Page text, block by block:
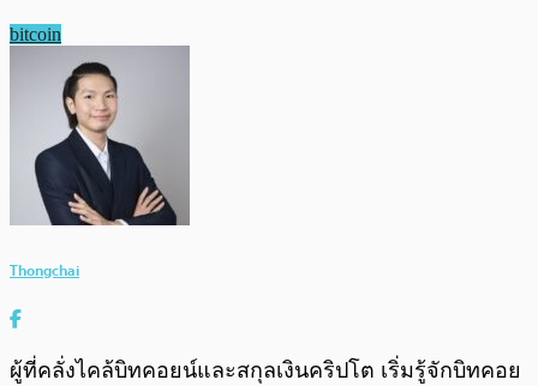
bitcoin
Thongchai
ผู้ที่คลั่งไคล้บิทคอยน์และสกุลเงินคริปโต เริ่มรู้จักบิทคอย